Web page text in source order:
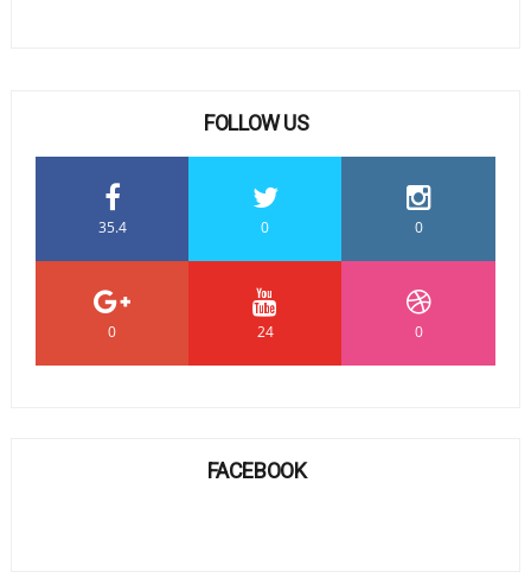
FOLLOW US
35.4 0 0
0 24 0
FACEBOOK